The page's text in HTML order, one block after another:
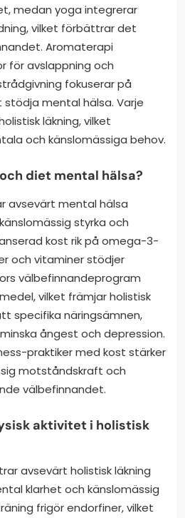
medan yoga integrerar
vilket förbättrar det
Aromaterapi
för avslappning och
fokuserar på
mental hälsa. Varje
läkning, vilket
och känslomässiga behov.
diet mental hälsa?
avsevärt mental hälsa
styrka och
kost rik på omega-3-
och vitaminer stödjer
välbefinnandeprogram
vilket främjar holistisk
specifika näringsämnen,
ångest och depression.
praktiker med kost stärker
motståndskraft och
välbefinnandet.
aktivitet i holistisk
avsevärt holistisk läkning
klarhet och känslomässig
frigör endorfiner, vilket